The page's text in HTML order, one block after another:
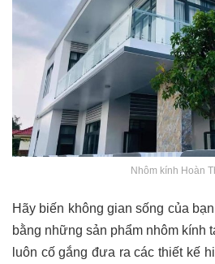
Nhôm kính Hoàn
Hãy biến không gian sống của
bằng những sản phẩm nhôm kính
luôn cố gắng đưa ra các thiết kế